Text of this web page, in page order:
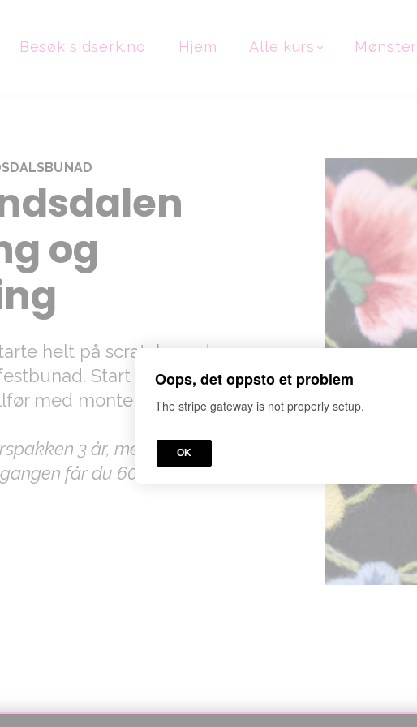
Besøk sidserk.no Hjem Alle kurs Mønster
og
helt på scratch med
Start med
med monteringen.
3 år, men om du skulle
får du 60% rabatt.
Oops, det oppsto et problem
The stripe gateway is not properly setup.
OK